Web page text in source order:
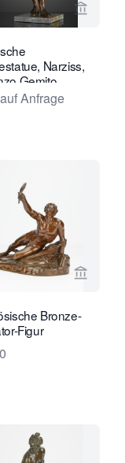
Toebosch
Narziss,
Gemito
Anfrage
Limburg
Bronze-
Figur